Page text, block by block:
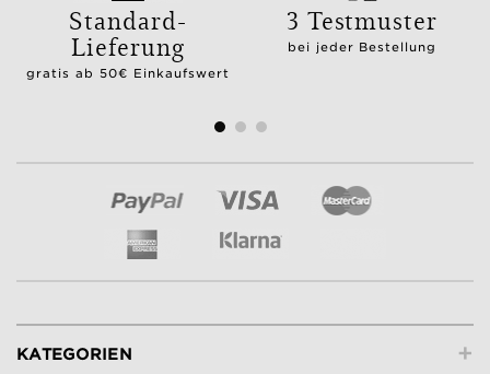
Standard-
Lieferung
gratis ab 50€ Einkaufswert
3 Testmuster
bei jeder Bestellung
+
KATEGORIEN